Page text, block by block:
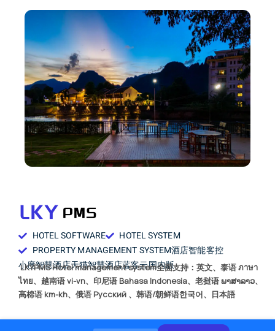
HOTEL SOFTWARE
HOTEL SYSTEM
PROPERTY MANAGEMENT SYSTEM酒店智能客控
小度智慧酒店天猫智慧酒店蓝客云国内版
LKYPMS Hotel management system全面支持：英文、泰语 ภาษา
ไทย、越南语 vi-vn、印尼语 Bahasa Indonesia、老挝语 ພາສາລາວ、
高棉语 km-kh、俄语 Русский 、韩语/朝鲜语한국어、日本語